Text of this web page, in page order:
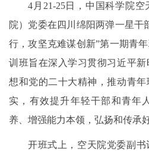
4月21-25日，中国科学院
院）党委在四川绵阳两弹一星干
行，攻坚克难谋创新”第一期青
训班旨在深入学习贯彻习近平
想和党的二十大精神，推动青
实，有效提升年轻干部和青年
养、增强能力本领，弘扬和传承
开班式上，空天院党委副